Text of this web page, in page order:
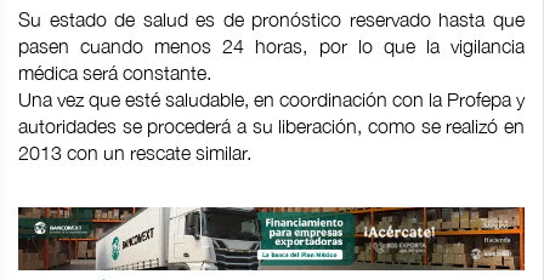
Su estado de salud es de pronóstico reservado hasta que
pasen cuando menos 24 horas, por lo que la vigilancia
médica será constante.
Una vez que esté saludable, en coordinación con la Profepa y
autoridades se procederá a su liberación, como se realizó en
2013 con un rescate similar.